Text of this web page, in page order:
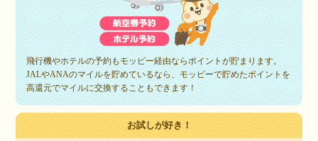
飛行機やホテルの予約もモッピー経由ならポイントが貯まります。
JALやANAのマイルを貯めているなら、モッピーで貯めたポイントを
高還元でマイルに交換することもできます！
お試しが好き！